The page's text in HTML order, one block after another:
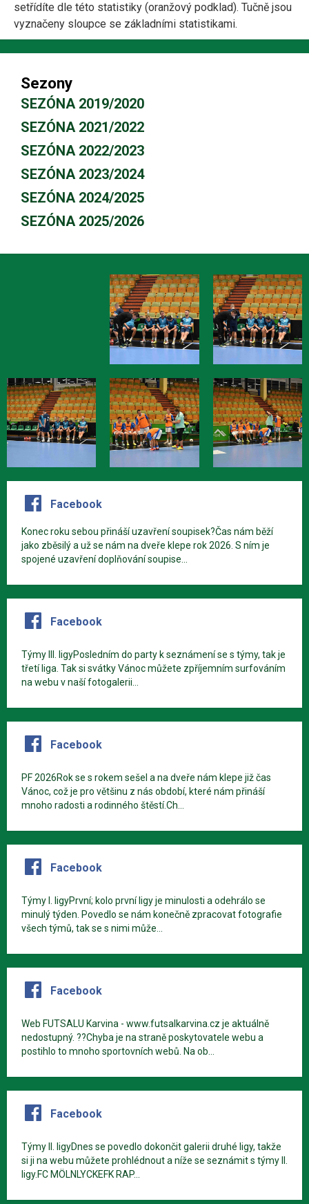
setřídíte dle této statistiky (oranžový podklad). Tučně jsou
vyznačeny sloupce se základními statistikami.
Sezony
SEZÓNA 2019/2020
SEZÓNA 2021/2022
SEZÓNA 2022/2023
SEZÓNA 2023/2024
SEZÓNA 2024/2025
SEZÓNA 2025/2026
Facebook
Konec roku sebou přináší uzavření soupisek?Čas nám běží
jako zběsilý a už se nám na dveře klepe rok 2026. S ním je
spojené uzavření doplňování soupise...
Facebook
Týmy III. ligyPosledním do party k seznámení se s týmy, tak je
třetí liga. Tak si svátky Vánoc můžete zpříjemním surfováním
na webu v naší fotogalerii...
Facebook
PF 2026Rok se s rokem sešel a na dveře nám klepe již čas
Vánoc, což je pro většinu z nás období, které nám přináší
mnoho radosti a rodinného štěstí.Ch...
Facebook
Týmy I. ligyPrvní; kolo první ligy je minulosti a odehrálo se
minulý týden. Povedlo se nám konečně zpracovat fotografie
všech týmů, tak se s nimi může...
Facebook
Web FUTSALU Karvina - www.futsalkarvina.cz je aktuálně
nedostupný. ??Chyba je na straně poskytovatele webu a
postihlo to mnoho sportovních webů. Na ob...
Facebook
Týmy II. ligyDnes se povedlo dokončit galerii druhé ligy, takže
si ji na webu můžete prohlédnout a níže se seznámit s týmy II.
ligy.FC MÖLNLYCKEFK RAP...